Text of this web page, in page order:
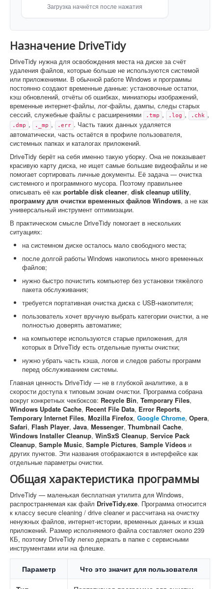
Загрузка начнётся после нажатия
Назначение DriveTidy
DriveTidy нужна для освобождения места на диске за счёт
удаления файлов, которые больше не используются системой
или приложениями. В обычной работе Windows и программы
постоянно создают временные данные: установочные остатки,
кэш обновлений, отчёты об ошибках, миниатюры изображений,
временные интернет-файлы, лог-файлы, дампы, следы старых
сессий, служебные файлы с расширениями
.tmp , .log , .chk ,
.dmp , ._mp , .err . Часть таких данных удаляется
автоматически, часть остаётся в профиле пользователя,
системных папках и каталогах приложений.
DriveTidy берёт на себя именно такую уборку. Она не показывает
красивую карту диска, не ищет самые большие видеофайлы и не
помогает сортировать личные документы. Её задача — очистка
системного и программного мусора. Поэтому правильнее
описывать её как portable disk cleaner, disk cleanup utility,
программу для очистки временных файлов Windows, а не как
универсальный инструмент оптимизации.
В практическом смысле DriveTidy помогает в нескольких
ситуациях:
на системном диске осталось мало свободного места;
после долгой работы Windows накопилось много временных
файлов;
нужно быстро почистить компьютер без установки тяжёлого
пакета обслуживания;
требуется портативная очистка диска с USB-накопителя;
пользователь хочет вручную выбрать категории очистки, а не
полностью доверять автоматике;
на компьютере используются старые приложения, для
которых в DriveTidy есть отдельные пункты очистки;
нужно убрать часть кэша, логов и следов работы программ
перед обслуживанием системы.
Главная ценность DriveTidy — не в глубокой аналитике, а в
скорости доступа к типовым зонам очистки. Программа собрана
вокруг конкретных чекбоксов: Recycle Bin, Temporary Files,
Windows Update Cache, Recent File Data, Error Reports,
Temporary Internet Files, Mozilla Firefox, Google Chrome, Opera,
Safari, Flash Player, Java, Messenger, Thumbnail Cache,
Windows Installer Cleanup, WinSxS Cleanup, Service Pack
Cleanup, Sample Music, Sample Pictures, Sample Videos и
других пунктов. Эти названия отображаются в интерфейсе как
отдельные параметры очистки.
Общая характеристика программы
DriveTidy — маленькая бесплатная утилита для Windows,
распространяемая как файл DriveTidy.exe. Программа относится
к классу secure cleaning / drive cleaner и рассчитана на очистку
ненужных файлов, интернет-истории, временных данных и кэша
приложений. Размер исполняемого файла составляет около 239
КБ, поэтому DriveTidy легко держать в папке с сервисными
инструментами или на флешке.
Параметр Что это значит для пользователя